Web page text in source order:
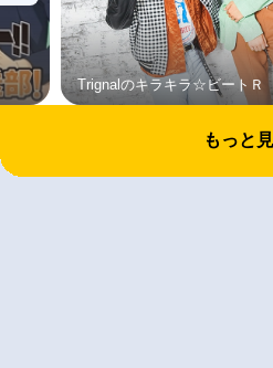
Trignalのキラキラ☆ビートＲ
もっと